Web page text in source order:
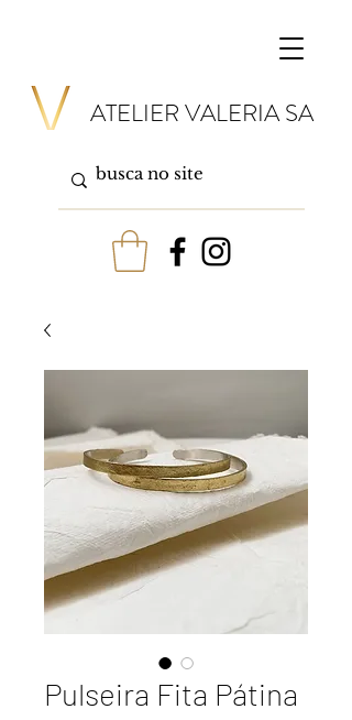
ATELIER VALERIA SA
Pulseira Fita Pátina